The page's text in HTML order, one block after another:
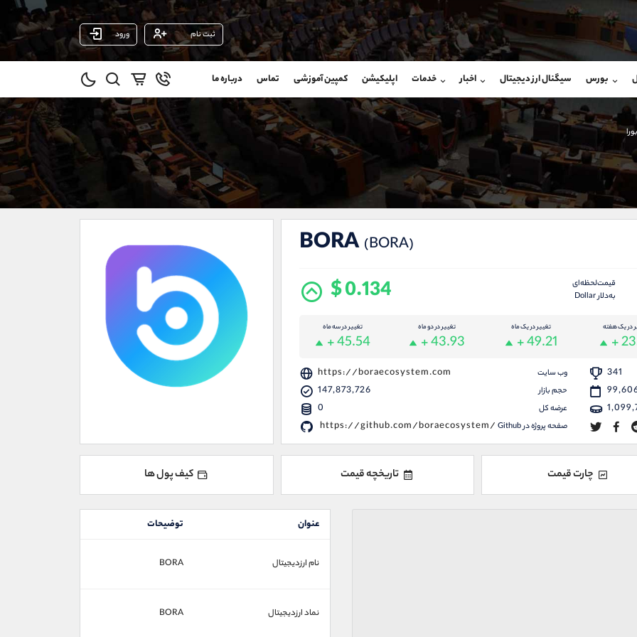
ثبت نام ورود
بورس سیگنال ارز دیجیتال اخبار خدمات اپلیکیشن کمپین آموزشی تماس درباره ما
BORA (BORA)
قیمت‌لحظه‌ای
به‌دلار Dollar
$ 0.134
در یک هفته
+
تغییر در یک ماه
+ 49.21
تغییر در دو ماه
+ 43.93
تغییر در سه ماه
+ 45.54
341 وب سایت https://boraecosystem.com
حجم بازار 147,873,726
عرضه کل 0
صفحه پروژه در Github https://github.com/boraecosystem/
چارت قیمت تاریخچه قیمت کیف پول ها
عنوان توضیحات
نام ارزدیجیتال BORA
نماد ارزدیجیتال BORA
شروع گفتگو
@Armteam_admin_103
103
شروع گفتگو
@Armteam_admin_33
داخلی 118
(فائزه تهرانی)
09101364784
واتساپ شروع گفتگو
تلگرام @Armteam_admin_104
021-22021030
021-22021040
90001030
@alirezamehrabi_com
@alirezamehrabi_official